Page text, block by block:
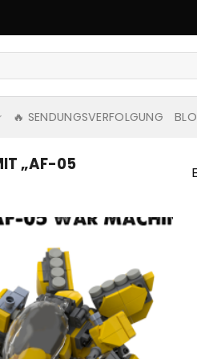
🔥 SENDUNGSVERFOLGUNG
„AF-05